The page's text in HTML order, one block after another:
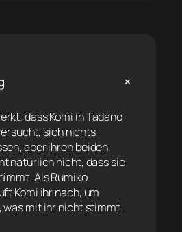
+
dass Komi in Tadano
sich nichts
aber ihren beiden
natürlich nicht, dass sie
Als Rumiko
Komi ihr nach, um
was mit ihr nicht stimmt.